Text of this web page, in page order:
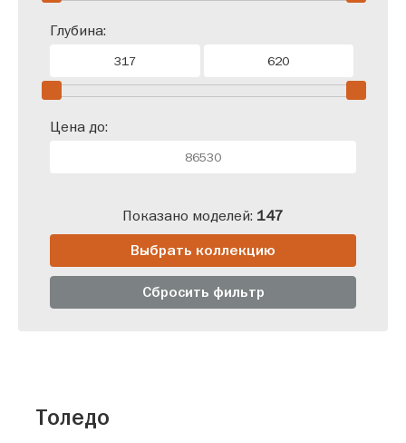
Глубина:
Цена до:
Показано моделей: 147
Сбросить фильтр
Выбрать коллекцию
Толедо